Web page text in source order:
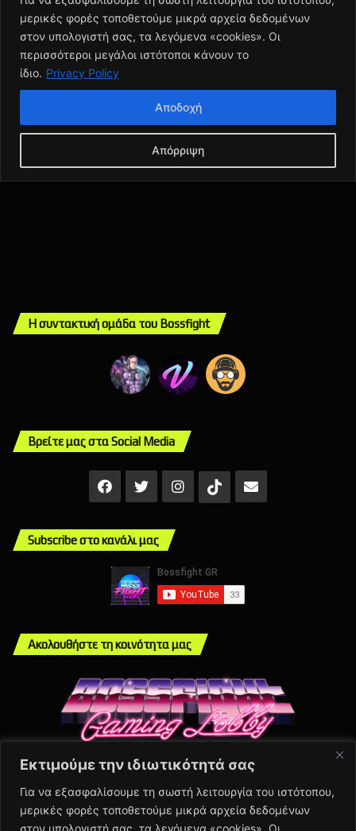
Εκτιμούμε την ιδιωτικότητά σας
Για να εξασφαλίσουμε τη σωστή λειτουργία του ιστότοπου,
μερικές φορές τοποθετούμε μικρά αρχεία δεδομένων
στον υπολογιστή σας, τα λεγόμενα «cookies». Οι
Η συντακτική ομάδα του Bossfight
Βρείτε μας στα Social Media
Facebook
X InstagramTikTokMail
Subscribe στο κανάλι μας
Ακολουθήστε τη κοινότητα μας
About Us